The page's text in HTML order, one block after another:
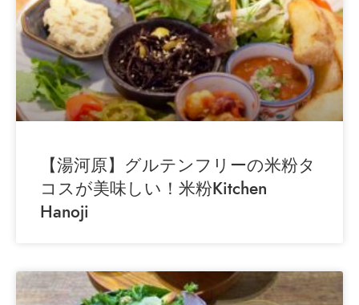
【湯河原】グルテンフリーの米粉タ
コスが美味しい！米粉Kitchen
Hanoji